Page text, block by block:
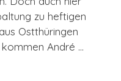
zu heftigen
Ostthüringen
kommen André …